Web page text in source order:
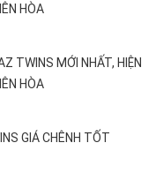
HÒA
TWINS MỚI NHẤT, HIỆN
HÒA
GIÁ CHÊNH TỐT